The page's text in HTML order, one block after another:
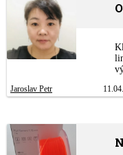
Jaroslav Petr